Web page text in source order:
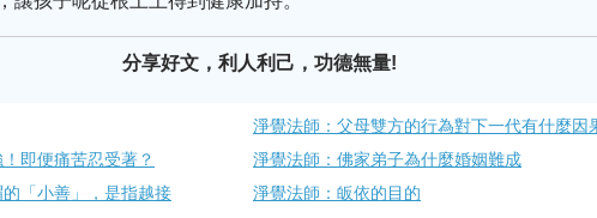
分享好文，利人利己，功德無量!
淨覺法師：父母雙方的行為對下一代有什麼因
即便痛苦忍受著？
淨覺法師：佛家弟子為什麼婚姻難成
「小善」，是指越接
淨覺法師：皈依的目的